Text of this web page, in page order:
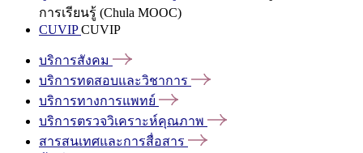
การเรียนรู้ (Chula MOOC)
CUVIPCUVIP
บริการสังคม
บริการทดสอบและวิชาการ
บริการทางการแพทย์
บริการตรวจวิเคราะห์คุณภาพ
สารสนเทศและการสื่อสาร